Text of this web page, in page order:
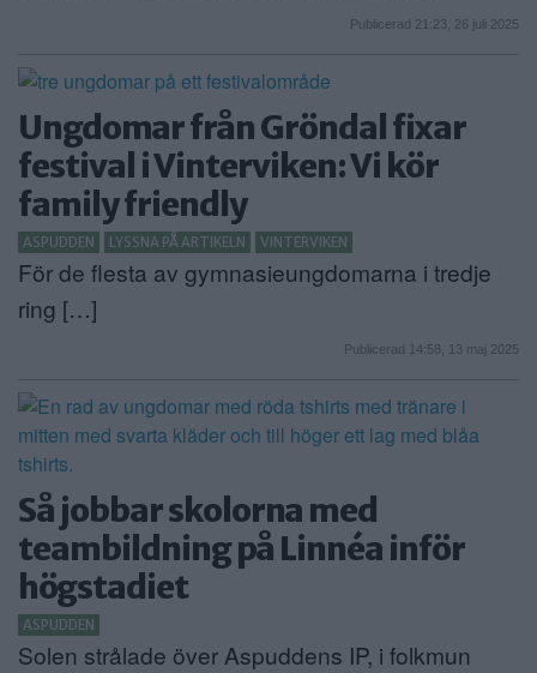
Publicerad 21:23, 26 juli 2025
Ungdomar från Gröndal fixar
festival i Vinterviken: Vi kör
family friendly
ASPUDDEN LYSSNA PÅ ARTIKELN VINTERVIKEN
För de flesta av gymnasieungdomarna i tredje
ring […]
Publicerad 14:58, 13 maj 2025
Så jobbar skolorna med
teambildning på Linnéa inför
högstadiet
ASPUDDEN
Solen strålade över Aspuddens IP, i folkmun